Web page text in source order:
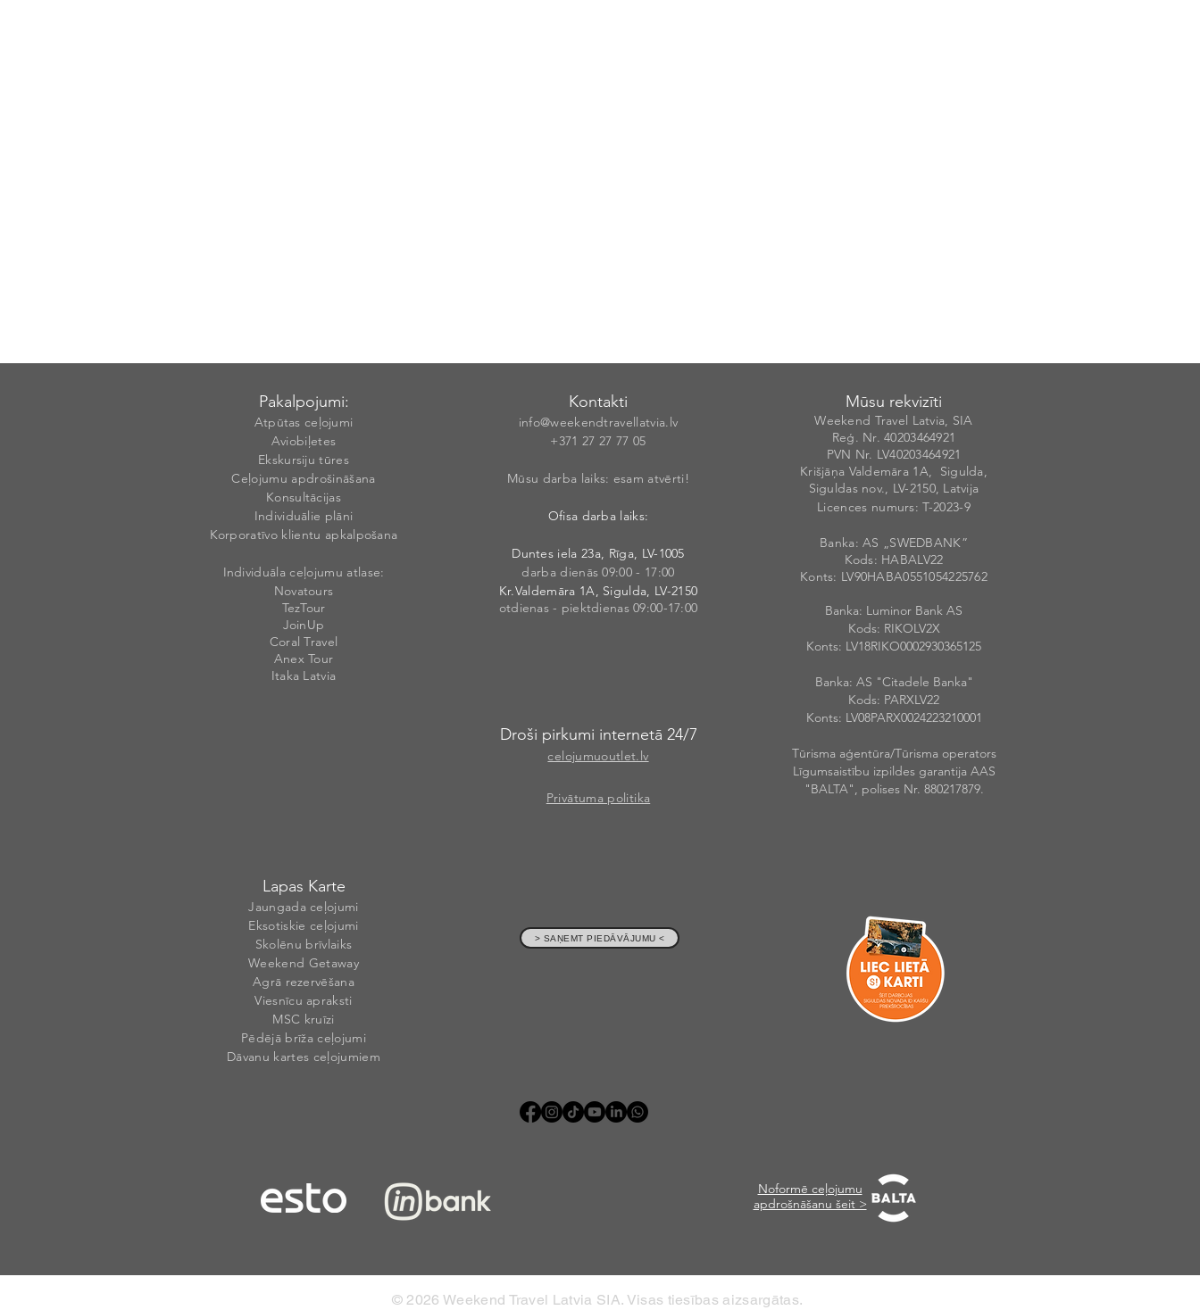
Pakalpojumi:
Atpūtas ceļojumi
Aviobiļetes
Ekskursiju tūres
Ceļojumu apdrošināšana
Konsultācijas
Individuālie plāni
Korporatīvo klientu apkalpošana
Individuāla ceļojumu atlase:
Novatours
TezTour
JoinUp
Coral Travel
Anex Tour
Itaka Latvia
Kontakti
info@weekendtravellatvia.lv
+371 27 27 77 05
Mūsu darba laiks: esam atvērti!
Ofisa darba laiks:
Duntes iela 23a, Rīga, LV-1005
darba dienās 09:00 - 17:00
Kr.Valdemāra 1A, Sigulda, LV-2150
otdienas - piektdienas 09:00-17:00
Droši pirkumi internetā 24/7
celojumuoutlet.lv
Privātuma politika
Mūsu rekvizīti
Weekend Travel Latvia, SIA
Reģ. Nr. 40203464921
PVN Nr. LV40203464921
Krišjāņa Valdemāra 1A, Sigulda,
Siguldas nov., LV-2150, Latvija
Licences numurs: T-2023-9
Banka: AS „SWEDBANK”
Kods: HABALV22
Konts: LV90HABA0551054225762
Banka: Luminor Bank AS
Kods: RIKOLV2X
Konts: LV18RIKO0002930365125
Banka: AS "Citadele Banka"
Kods: PARXLV22
Konts: LV08PARX0024223210001
Tūrisma aģentūra/Tūrisma operators
Līgumsaistību izpildes garantija AAS
"BALTA", polises Nr. 880217879.
Lapas Karte
Jaungada ceļojumi
Eksotiskie ceļojumi
Skolēnu brīvlaiks
Weekend Getaway
Agrā rezervēšana
Viesnīcu apraksti
MSC kruīzi
Pēdējā brīža ceļojumi
Dāvanu kartes ceļojumiem
> SAŅEMT PIEDĀVĀJUMU <
Noformē ceļojumu
apdrošnāšanu šeit >
© 2026 Weekend Travel Latvia SIA. Visas tiesības aizsargātas.